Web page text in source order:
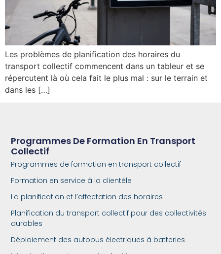
Les problèmes de planification des horaires du
transport collectif commencent dans un tableur et se
répercutent là où cela fait le plus mal : sur le terrain et
dans les […]
Programmes De Formation En Transport
Collectif
Programmes de formation en transport collectif
Formation en service à la clientèle
La planification et l’affectation des horaires
Planification du transport collectif pour des collectivités
durables
Déploiement des autobus électriques à batteries